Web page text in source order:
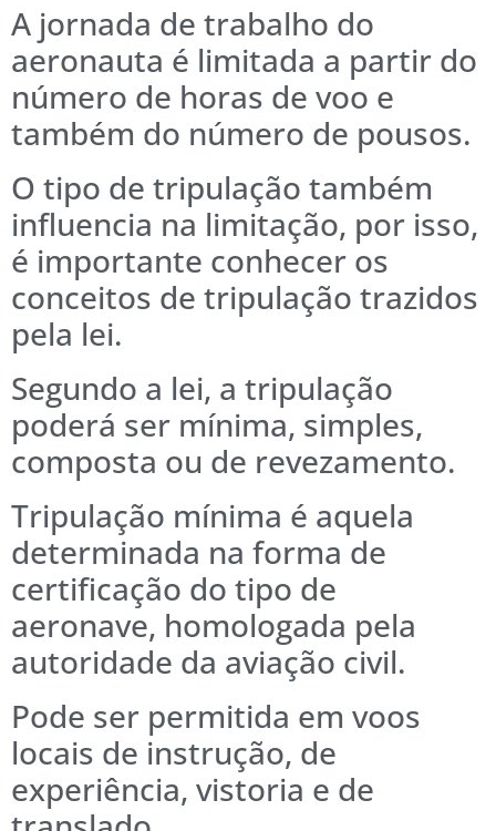
A jornada de trabalho do
aeronauta é limitada a partir do
número de horas de voo e
também do número de pousos.
O tipo de tripulação também
influencia na limitação, por isso,
é importante conhecer os
conceitos de tripulação trazidos
pela lei.
Segundo a lei, a tripulação
poderá ser mínima, simples,
composta ou de revezamento.
Tripulação mínima é aquela
determinada na forma de
certificação do tipo de
aeronave, homologada pela
autoridade da aviação civil.
Pode ser permitida em voos
locais de instrução, de
experiência, vistoria e de